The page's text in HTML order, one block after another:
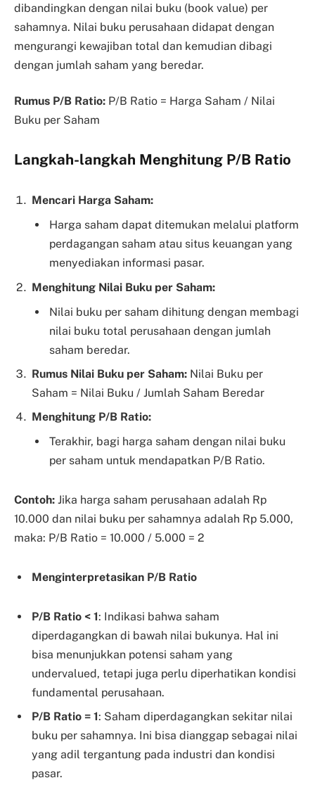
dibandingkan dengan nilai buku (book value) per
sahamnya. Nilai buku perusahaan didapat dengan
mengurangi kewajiban total dan kemudian dibagi
dengan jumlah saham yang beredar.
Rumus P/B Ratio: P/B Ratio = Harga Saham / Nilai
Buku per Saham
Langkah-langkah Menghitung P/B Ratio
Mencari Harga Saham:
Harga saham dapat ditemukan melalui platform
perdagangan saham atau situs keuangan yang
menyediakan informasi pasar.
Menghitung Nilai Buku per Saham:
Nilai buku per saham dihitung dengan membagi
nilai buku total perusahaan dengan jumlah
saham beredar.
Rumus Nilai Buku per Saham: Nilai Buku per
Saham = Nilai Buku / Jumlah Saham Beredar
Menghitung P/B Ratio:
Terakhir, bagi harga saham dengan nilai buku
per saham untuk mendapatkan P/B Ratio.
Contoh: Jika harga saham perusahaan adalah Rp
10.000 dan nilai buku per sahamnya adalah Rp 5.000,
maka: P/B Ratio = 10.000 / 5.000 = 2
Menginterpretasikan P/B Ratio
P/B Ratio < 1: Indikasi bahwa saham
diperdagangkan di bawah nilai bukunya. Hal ini
bisa menunjukkan potensi saham yang
undervalued, tetapi juga perlu diperhatikan kondisi
fundamental perusahaan.
P/B Ratio = 1: Saham diperdagangkan sekitar nilai
buku per sahamnya. Ini bisa dianggap sebagai nilai
yang adil tergantung pada industri dan kondisi
pasar.